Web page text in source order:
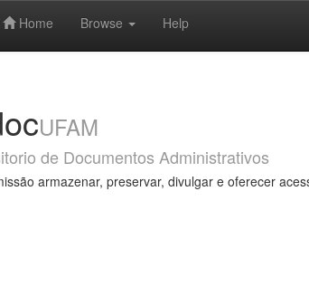
Home Browse Help
UFAM
de Documentos Administrativos
armazenar, preservar, divulgar e oferecer